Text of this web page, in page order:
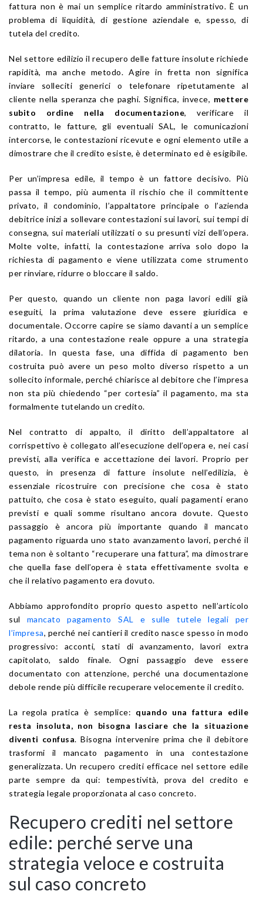
fattura non è mai un semplice ritardo amministrativo. È un
problema di liquidità, di gestione aziendale e, spesso, di
tutela del credito.
Nel settore edilizio il recupero delle fatture insolute richiede
rapidità, ma anche metodo. Agire in fretta non significa
inviare solleciti generici o telefonare ripetutamente al
cliente nella speranza che paghi. Significa, invece, mettere
subito ordine nella documentazione, verificare il
contratto, le fatture, gli eventuali SAL, le comunicazioni
intercorse, le contestazioni ricevute e ogni elemento utile a
dimostrare che il credito esiste, è determinato ed è esigibile.
Per un’impresa edile, il tempo è un fattore decisivo. Più
passa il tempo, più aumenta il rischio che il committente
privato, il condominio, l’appaltatore principale o l’azienda
debitrice inizi a sollevare contestazioni sui lavori, sui tempi di
consegna, sui materiali utilizzati o su presunti vizi dell’opera.
Molte volte, infatti, la contestazione arriva solo dopo la
richiesta di pagamento e viene utilizzata come strumento
per rinviare, ridurre o bloccare il saldo.
Per questo, quando un cliente non paga lavori edili già
eseguiti, la prima valutazione deve essere giuridica e
documentale. Occorre capire se siamo davanti a un semplice
ritardo, a una contestazione reale oppure a una strategia
dilatoria. In questa fase, una diffida di pagamento ben
costruita può avere un peso molto diverso rispetto a un
sollecito informale, perché chiarisce al debitore che l’impresa
non sta più chiedendo “per cortesia” il pagamento, ma sta
formalmente tutelando un credito.
Nel contratto di appalto, il diritto dell’appaltatore al
corrispettivo è collegato all’esecuzione dell’opera e, nei casi
previsti, alla verifica e accettazione dei lavori. Proprio per
questo, in presenza di fatture insolute nell’edilizia, è
essenziale ricostruire con precisione che cosa è stato
pattuito, che cosa è stato eseguito, quali pagamenti erano
previsti e quali somme risultano ancora dovute. Questo
passaggio è ancora più importante quando il mancato
pagamento riguarda uno stato avanzamento lavori, perché il
tema non è soltanto “recuperare una fattura”, ma dimostrare
che quella fase dell’opera è stata effettivamente svolta e
che il relativo pagamento era dovuto.
Abbiamo approfondito proprio questo aspetto nell’articolo
sul mancato pagamento SAL e sulle tutele legali per
l’impresa, perché nei cantieri il credito nasce spesso in modo
progressivo: acconti, stati di avanzamento, lavori extra
capitolato, saldo finale. Ogni passaggio deve essere
documentato con attenzione, perché una documentazione
debole rende più difficile recuperare velocemente il credito.
La regola pratica è semplice: quando una fattura edile
resta insoluta, non bisogna lasciare che la situazione
diventi confusa. Bisogna intervenire prima che il debitore
trasformi il mancato pagamento in una contestazione
generalizzata. Un recupero crediti efficace nel settore edile
parte sempre da qui: tempestività, prova del credito e
strategia legale proporzionata al caso concreto.
Recupero crediti nel settore
edile: perché serve una
strategia veloce e costruita
sul caso concreto